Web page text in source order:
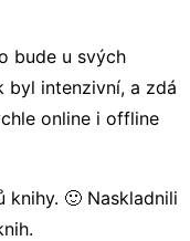
bude u svých
byl intenzivní, a zdá
online i offline
knihy. 🙂 Naskladnili